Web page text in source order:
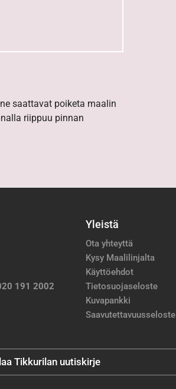
saattavat poiketa maalin
riippuu pinnan
191 2002
Yleistä
Ota yhteyttä
Kysy Maalilinjalta
Käyttöehdot
Tietosuojaseloste
Kuvapankki
Saavutettavuusseloste
Tikkurilan uutiskirje